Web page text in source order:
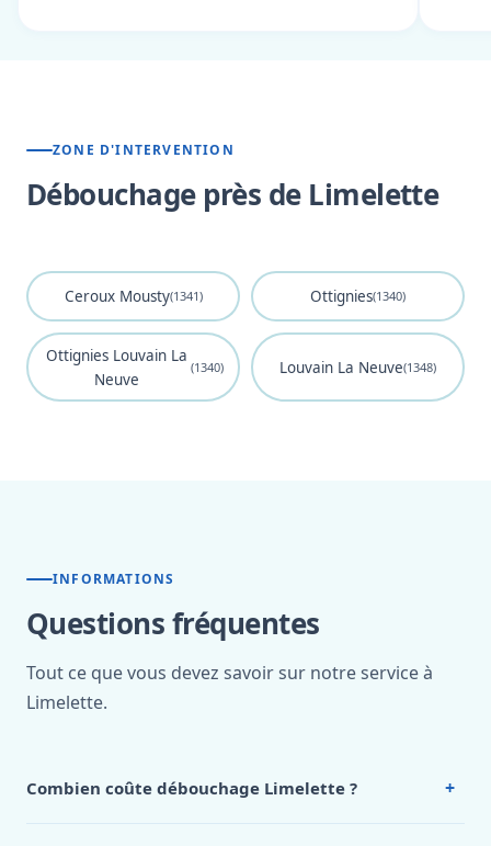
ZONE D'INTERVENTION
Débouchage près de Limelette
Ceroux Mousty(1341) Ottignies(1340)
Ottignies Louvain La
Neuve
(1340) Louvain La Neuve(1348)
INFORMATIONS
Questions fréquentes
Tout ce que vous devez savoir sur notre service à
Limelette.
Combien coûte débouchage Limelette ? +